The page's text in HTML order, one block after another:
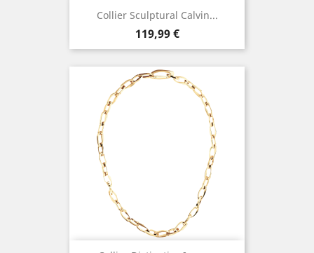
Collier Sculptural Calvin...
Prix
119,99 €